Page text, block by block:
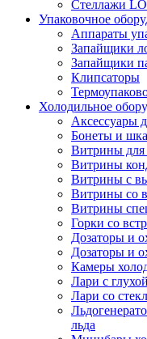
Стеллажи
Упаковочное
Аппараты
Запайщики
Запайщики
Клипсаторы
Холодильное
Аксессуары
Бонеты и
Витрины
Витрины
Витрины с
Витрины со
Витрины
Горки со
Дозаторы и
Дозаторы и
Камеры
Лари с
Лари со
льда